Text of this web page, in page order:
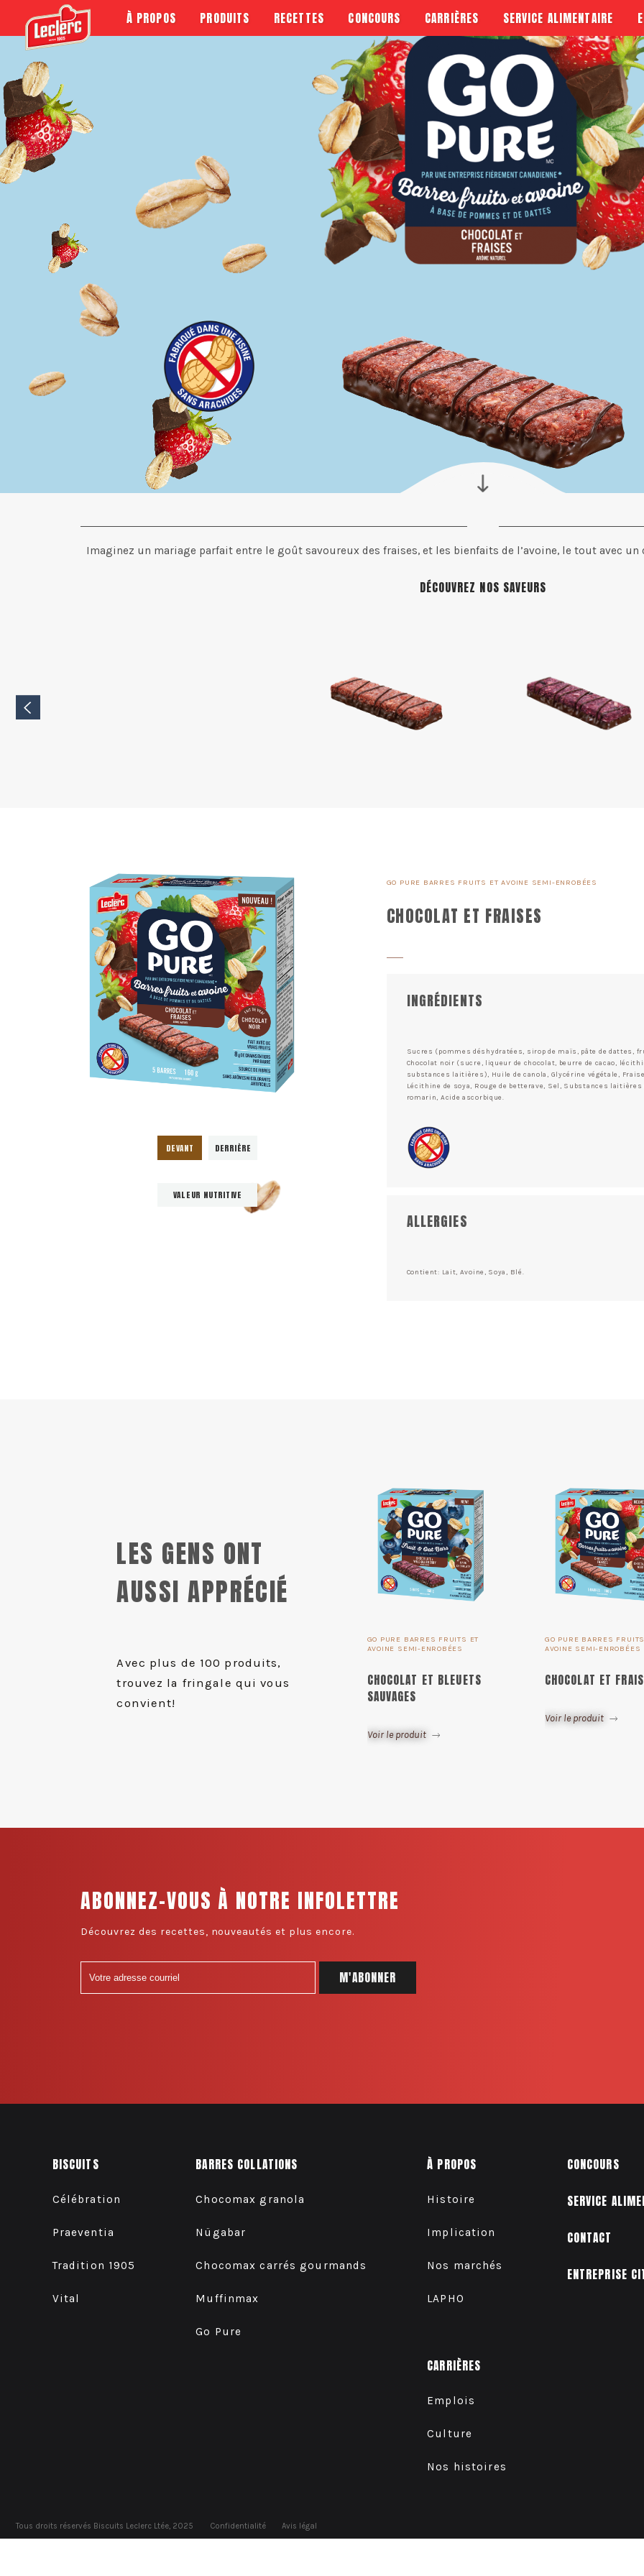
À PROPOS PRODUITS RECETTES CONCOURS CARRIÈRES SERVICE ALIMENTAIRE
Imaginez un mariage parfait entre le goût savoureux des fraises, et les bienfaits de l’avoine, le tout avec
DÉCOUVREZ NOS SAVEURS
DEVANT DERRIÈRE
VALEUR NUTRITIVE
GO PURE BARRES FRUITS ET AVOINE SEMI-ENROBÉES
CHOCOLAT ET FRAISES
INGRÉDIENTS
Sucres (pommes déshydratées, sirop de maïs, pâte de dattes,
Chocolat noir (sucre, liqueur de chocolat, beurre de cacao,
substances laitières), Huile de canola, Glycérine végétale,
Lécithine de soya, Rouge de betterave, Sel, Substances
romarin, Acide ascorbique.
ALLERGIES
Contient: Lait, Avoine, Soya, Blé.
LES GENS ONT
AUSSI APPRÉCIÉ
Avec plus de 100 produits,
trouvez la fringale qui vous
convient!
GO PURE BARRES FRUITS ET
AVOINE SEMI-ENROBÉES
CHOCOLAT ET BLEUETS
SAUVAGES
Voir le produit
GO PURE BARRES
AVOINE SEMI-ENROBÉES
CHOCOLAT ET
Voir le produit
ABONNEZ-VOUS À NOTRE INFOLETTRE
Découvrez des recettes, nouveautés et plus encore.
BISCUITS
Célébration
Praeventia
Tradition 1905
Vital
BARRES COLLATIONS
Chocomax granola
Nügabar
Chocomax carrés gourmands
Muffinmax
Go Pure
À PROPOS
Histoire
Implication
Nos marchés
LAPHO
CARRIÈRES
Emplois
Culture
Nos histoires
CONCOURS
SERVICE
CONTACT
ENTREPRISE
Tous droits réservés Biscuits Leclerc Ltée, 2025 Confidentialité Avis légal